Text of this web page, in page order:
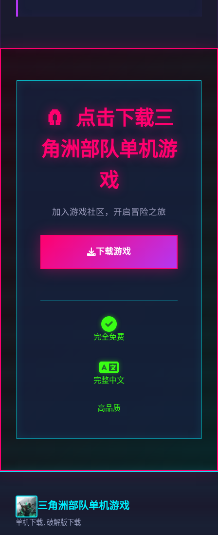
🧲 点击下载三
角洲部队单机游
戏
加入游戏社区，开启冒险之旅
下载游戏
完全免费
完整中文
高品质
三角洲部队单机游戏
单机下载,破解版下载